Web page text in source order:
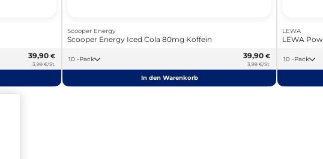
39,90 €
3,99 €/St.
Scooper Energy
Scooper Energy Iced Cola 80mg Koffein
10 -Pack 39,90 €
3,99 €/St.
In den Warenkorb
LEWA
LEWA
10 -Pack